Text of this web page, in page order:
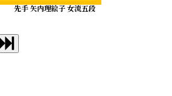
先手 矢内理絵子 女流五段